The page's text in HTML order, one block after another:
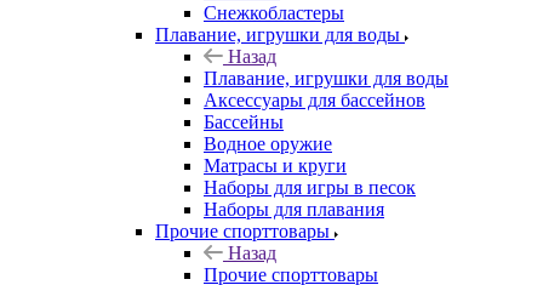
Снежкобластеры
Плавание, игрушки для воды
Назад
Плавание, игрушки для воды
Аксессуары для бассейнов
Бассейны
Водное оружие
Матрасы и круги
Наборы для игры в песок
Наборы для плавания
Прочие спорттовары
Назад
Прочие спорттовары